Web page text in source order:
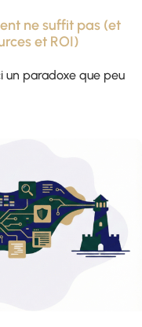
ne suffit pas (et
et ROI)
un paradoxe que peu